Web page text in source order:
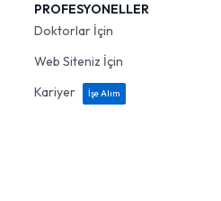
PROFESYONELLER
Doktorlar İçin
Web Siteniz İçin
Kariyer
İşe Alım